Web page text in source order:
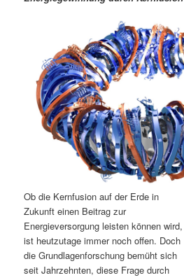
e
h
a
l
ä
I
n
h
n
Ob die Kernfusion auf der Erde in
Zukunft einen Beitrag zur
Energieversorgung leisten können wird,
ist heutzutage immer noch offen. Doch
die Grundlagenforschung bemüht sich
seit Jahrzehnten, diese Frage durch